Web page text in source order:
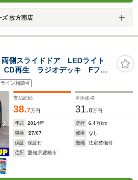
ズ 枚方南店
側スライドドア LEDライト
CD再生 ラジオデッキ Fフォ
フラットシート パワーウィ
ト
ライン相談可
支払総額
38.7万円
本体価格
31.8万円
年式 2014年 走行 6.4万km
車検
'27/07 修復
なし
保証
保証付 整備
法定整備付
住所
愛知県豊橋市